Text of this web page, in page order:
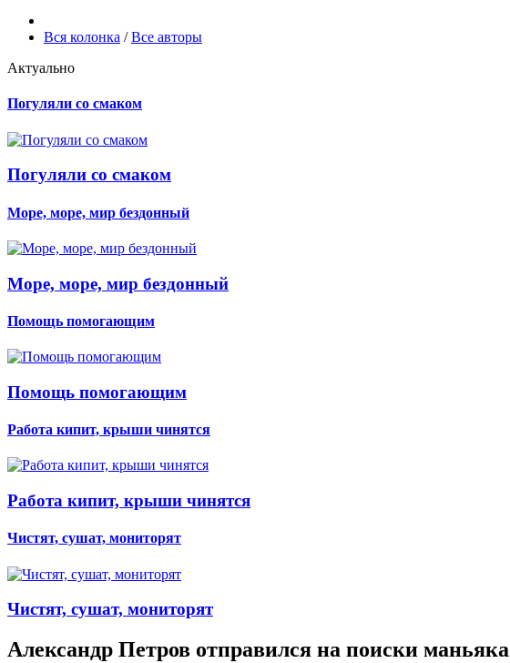
Вся колонка /Все авторы
Актуально
Погуляли со смаком
Погуляли со смаком
Море, море, мир бездонный
Море, море, мир бездонный
Помощь помогающим
Помощь помогающим
Работа кипит, крыши чинятся
Работа кипит, крыши чинятся
Чистят, сушат, мониторят
Чистят, сушат, мониторят
Александр Петров отправился на поиски маньяка